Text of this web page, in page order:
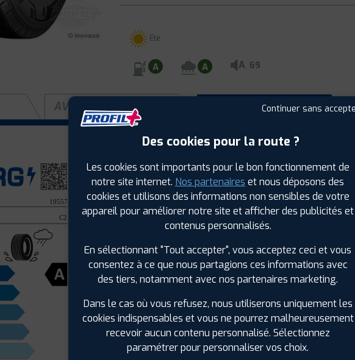
Été
A A A 69
AVIS CLIENTS ÉTIQUETAGE
Saison :Été
Runflat :Non
Largeur :225
Hauteur : 65
Diamètre :
Vitesse :R
Bruit de roulement externe :69
Résistance au roulement :A
Code EAN : 3286341955712
Continuer sans
Des cookies pour la route ?
Les cookies sont importants pour le bon fonctionnement de
notre site internet. Nos partenaires et nous déposons des
cookies et utilisons des informations non sensibles de votre
appareil pour améliorer notre site et afficher des publicités et
contenus personnalisés.
En sélectionnant "Tout accepter", vous acceptez ceci et vous
consentez à ce que nous partagions ces informations avec
des tiers, notamment avec nos partenaires marketing.
Dans le cas où vous refusez, nous utiliserons uniquement les
cookies indispensables et vous ne pourrez malheureusement
recevoir aucun contenu personnalisé. Sélectionnez
paramétrer pour personnaliser vos choix.